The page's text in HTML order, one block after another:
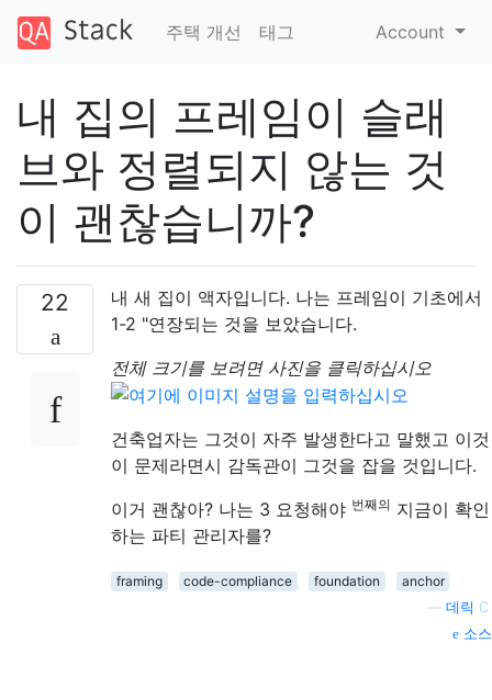
주택 개선 태그 Account
내 집의 프레임이 슬래
브와 정렬되지 않는 것
이 괜찮습니까?
22
내 새 집이 액자입니다. 나는 프레임이 기초에서
1-2 "연장되는 것을 보았습니다.
전체 크기를 보려면 사진을 클릭하십시오
건축업자는 그것이 자주 발생한다고 말했고 이것
이 문제라면시 감독관이 그것을 잡을 것입니다.
이거 괜찮아? 나는 3 요청해야 번째의 지금이 확인
하는 파티 관리자를?
framing code-compliance foundation
anchor
데릭 C.
소스